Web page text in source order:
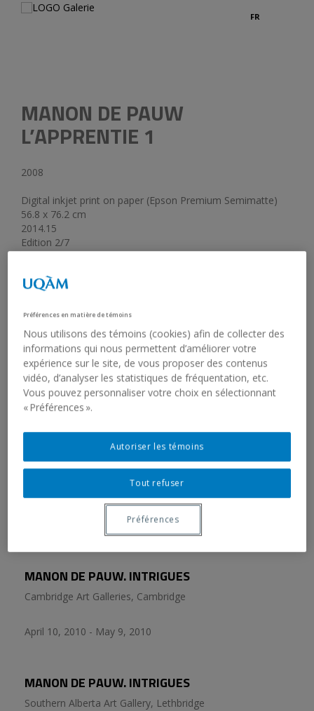
FR
MANON DE PAUW
L’APPRENTIE 1
2008
Digital inkjet print on paper (Epson Premium Semimatte)
56.8 x 76.2 cm
2014.15
Edition 2/7
Gift of the artist
RELATED EXHIBITIONS
MANON DE PAUW. INTRIGUES
Langage Plus, Alma
MANON DE PAUW. INTRIGUES
February 27, 2009 - March 28, 2009
MANON DE PAUW. INTRIGUES
Cambridge Art Galleries, Cambridge
April 10, 2010 - May 9, 2010
MANON DE PAUW. INTRIGUES
Southern Alberta Art Gallery, Lethbridge
Préférences en matière de témoins
Nous utilisons des témoins (cookies) afin de collecter des
informations qui nous permettent d’améliorer votre
expérience sur le site, de vous proposer des contenus
vidéo, d’analyser les statistiques de fréquentation, etc.
Vous pouvez personnaliser votre choix en sélectionnant
« Préférences ».
Tout refuser
Autoriser les témoins
Préférences